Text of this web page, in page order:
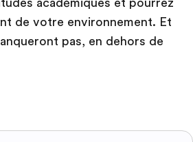
académiques et pourrez
de votre environnement. Et
pas, en dehors de